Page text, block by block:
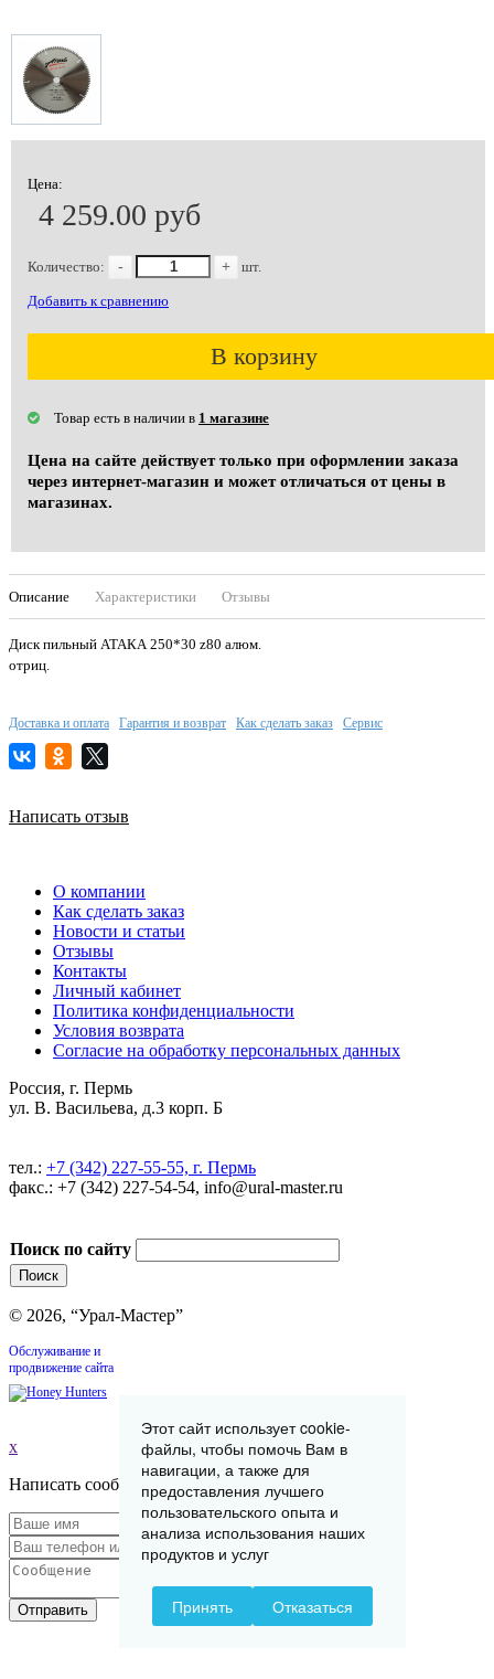
Цена:
4 259.00 руб
Количество: - + шт.
Добавить к сравнению
В корзину
Товар есть в наличии в 1 магазине
Цена на сайте действует только при оформлении заказа
через интернет-магазин и может отличаться от цены в
магазинах.
Описание Характеристики Отзывы
Диск пильный АТАКА 250*30 z80 алюм.
отриц.
Доставка и оплата Гарантия и возврат Как сделать заказ Сервис
Написать отзыв
О компании
Как сделать заказ
Новости и статьи
Отзывы
Контакты
Личный кабинет
Политика конфиденциальности
Условия возврата
Согласие на обработку персональных данных
Россия, г. Пермь
ул. В. Васильева, д.3 корп. Б
тел.: +7 (342) 227-55-55, г. Пермь
факс.: +7 (342) 227-54-54, info@ural-master.ru
Поиск по сайту
© 2026, “Урал-Мастер”
Обслуживание и
продвижение сайта
x
Написать сообщение
Отправить
Этот сайт использует cookie-
файлы, чтобы помочь Вам в
навигации, а также для
предоставления лучшего
пользовательского опыта и
анализа использования наших
продуктов и услуг
Принять Отказаться